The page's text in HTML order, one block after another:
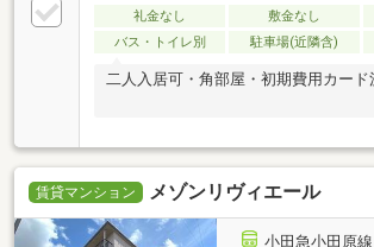
礼金なし 敷金なし
バス・トイレ別
駐車場(近隣含)
二人入居可・角部屋・初期費用カード
賃貸マンション メゾンリヴィエール
小田急小田原